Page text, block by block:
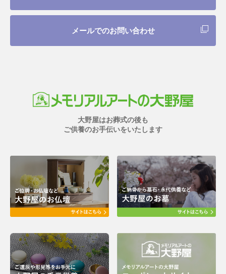
メールでのお問い合わせ
大野屋はお葬式の後も
ご供養のお手伝いをいたします